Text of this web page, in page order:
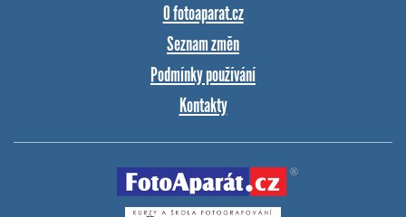
O fotoaparat.cz
Seznam změn
Podmínky používání
Kontakty